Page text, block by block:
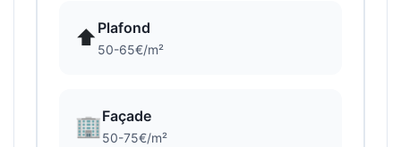
⬆️ Plafond
50-65€/m²
🏢Façade
50-75€/m²